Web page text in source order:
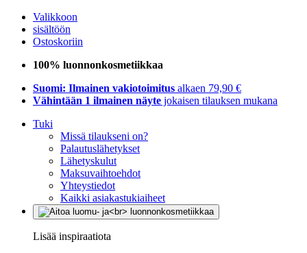
Valikkoon
sisältöön
Ostoskoriin
100% luonnonkosmetiikkaa
Suomi: Ilmainen vakiotoimitus alkaen 79,90 €
Vähintään 1 ilmainen näyte jokaisen tilauksen mukana
Tuki
Missä tilaukseni on?
Palautuslähetykset
Lähetyskulut
Maksuvaihtoehdot
Yhteystiedot
Kaikki asiakastukiaiheet
Lisää inspiraatiota